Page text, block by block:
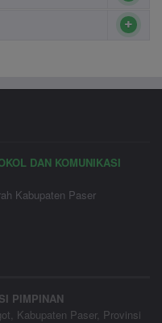
DAN KOMUNIKASI
Kabupaten Paser
PIMPINAN
Kabupaten Paser, Provinsi